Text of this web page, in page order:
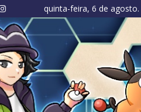
quinta-feira, 6 de agosto.